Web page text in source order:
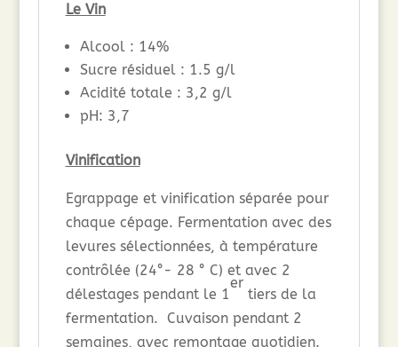
Le Vin
Alcool : 14%
Sucre résiduel : 1.5 g/l
Acidité totale : 3,2 g/l
pH: 3,7
Vinification
Egrappage et vinification séparée pour
chaque cépage. Fermentation avec des
levures sélectionnées, à température
contrôlée (24°- 28 ° C) et avec 2
délestages pendant le 1
er
tiers de la
fermentation. Cuvaison pendant 2
semaines, avec remontage quotidien.